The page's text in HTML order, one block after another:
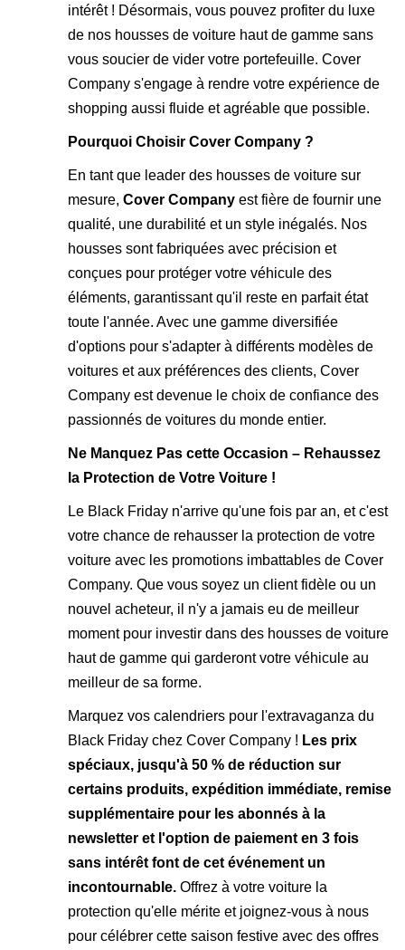
intérêt ! Désormais, vous pouvez profiter du luxe
de nos housses de voiture haut de gamme sans
vous soucier de vider votre portefeuille. Cover
Company s'engage à rendre votre expérience de
shopping aussi fluide et agréable que possible.
Pourquoi Choisir Cover Company ?
En tant que leader des housses de voiture sur
mesure, Cover Company est fière de fournir une
qualité, une durabilité et un style inégalés. Nos
housses sont fabriquées avec précision et
conçues pour protéger votre véhicule des
éléments, garantissant qu'il reste en parfait état
toute l'année. Avec une gamme diversifiée
d'options pour s'adapter à différents modèles de
voitures et aux préférences des clients, Cover
Company est devenue le choix de confiance des
passionnés de voitures du monde entier.
Ne Manquez Pas cette Occasion – Rehaussez
la Protection de Votre Voiture !
Le Black Friday n'arrive qu'une fois par an, et c'est
votre chance de rehausser la protection de votre
voiture avec les promotions imbattables de Cover
Company. Que vous soyez un client fidèle ou un
nouvel acheteur, il n'y a jamais eu de meilleur
moment pour investir dans des housses de voiture
haut de gamme qui garderont votre véhicule au
meilleur de sa forme.
Marquez vos calendriers pour l'extravaganza du
Black Friday chez Cover Company ! Les prix
spéciaux, jusqu'à 50 % de réduction sur
certains produits, expédition immédiate, remise
supplémentaire pour les abonnés à la
newsletter et l'option de paiement en 3 fois
sans intérêt font de cet événement un
incontournable. Offrez à votre voiture la
protection qu'elle mérite et joignez-vous à nous
pour célébrer cette saison festive avec des offres